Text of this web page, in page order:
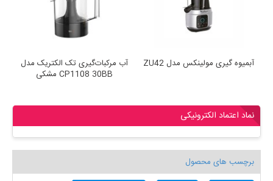
آب مرکبات‌گیری تک الکتریک مدل
CP1108 30BB مشکی
آبمیوه گیری مولینکس مدل ZU42
نماد اعتماد الکترونیکی
برچسب های محصول